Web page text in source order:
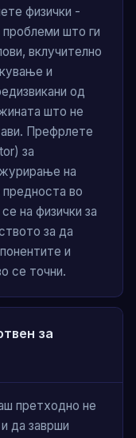
физички -
проблеми што ги
вклучително
и
од
што не
Префрлете
за
на
во
на физички за
за да
и
се точни.
за
претходно не
да заврши